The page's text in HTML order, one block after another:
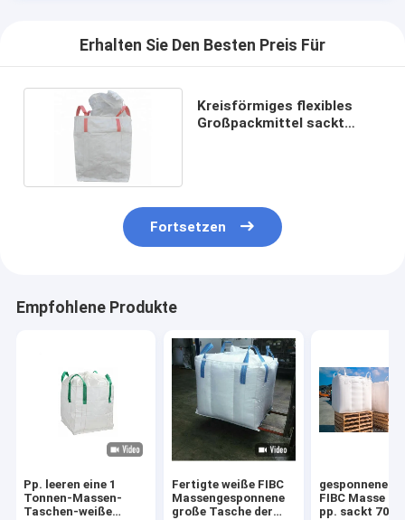
Erhalten Sie Den Besten Preis Für
Kreisförmiges flexibles
Großpackmittel sackt
Fortsetzen
Empfohlene Produkte
Pp. leeren eine 1
Tonnen-Massen-
Taschen-weiße
Fertigte weiße FIBC
Massengesponnene
große Tasche der
gesponnene
FIBC Masse
pp. sackt 70 -